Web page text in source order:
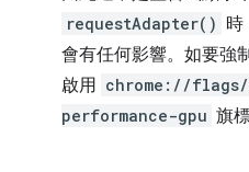
requestAdapter() 時
會有任何影響。如要強
啟用 chrome://
performance-gpu 旗